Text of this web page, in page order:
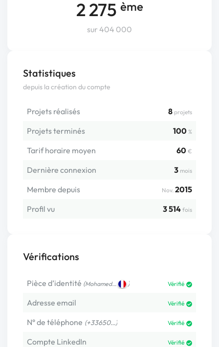
2 275 ème
sur 404 000
Statistiques
depuis la création du compte
Projets réalisés 8 projets
Projets terminés 100 %
Tarif horaire moyen 60 €
Dernière connexion 3 mois
Membre depuis Nov. 2015
Profil vu
3 514 fois
Vérifications
Pièce d’identité (Mohamed… ) Vérifié
Adresse email Vérifié
N° de téléphone (+33650…) Vérifié
Compte LinkedIn Vérifié